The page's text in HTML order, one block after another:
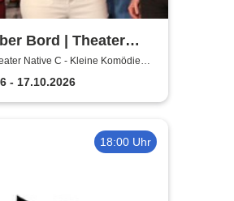
Bord | Theater
- Kleine Komödie
- Innenhof
Native C - Kleine Komödie
- 17.10.2026
18:00 Uhr